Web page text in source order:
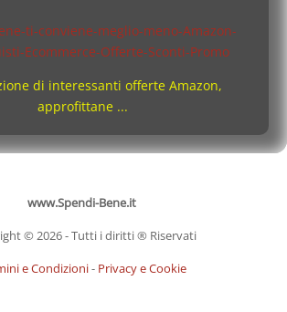
di interessanti offerte Amazon,
approfittane ...
www.Spendi-Bene.it
© 2026 - Tutti i diritti ® Riservati
e Condizioni- Privacy e Cookie